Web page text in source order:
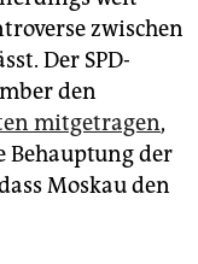
zwischen
Der SPD-
den
mitgetragen,
Behauptung der
Moskau den